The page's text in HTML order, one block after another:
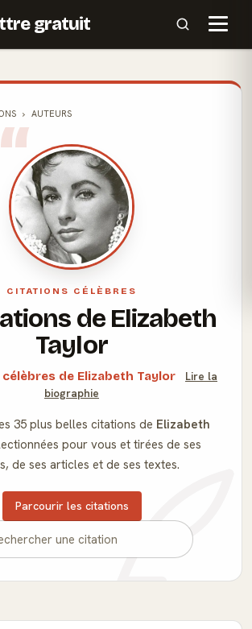
gratuit
AUTEURS
CITATIONS CÉLÈBRES
de Elizabeth
Taylor
de Elizabeth Taylor
Lire la
biographie
35 plus belles citations de Elizabeth
pour vous et tirées de ses
de ses articles et de ses textes.
Parcourir les citations